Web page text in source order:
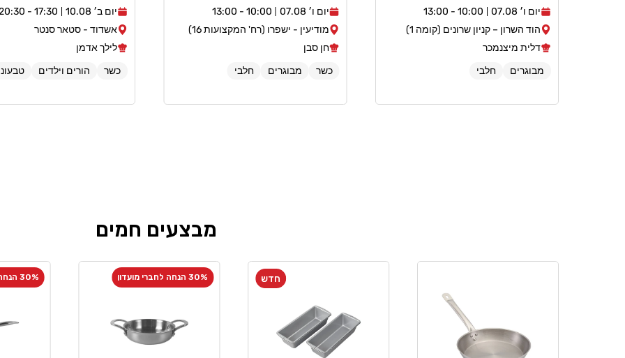
יום ו׳ 07.08
10:00 - 13:00
הוד השרון – קניון שרונים (קומה 1)
דלית מיצנמכר
מבוגרים
חלבי
יום ו׳ 07.08
10:00 - 13:00
מודיעין - ישפרו (רח' המקצועות 16)
חן סבן
כשר
מבוגרים חלבי
יום ב׳ 10.08
17:30 - 20:30
אשדוד - סטאר סנטר
לילך אדמן
כשר
הורים וילדים
מבצעים חמים
חדש 30% הנחה לחברי מועדון 30% הנחה לחברי מועדון